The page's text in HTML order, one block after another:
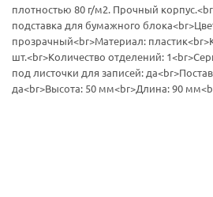
плотностью 80 г/м2. Прочный
подставка для бумажного
прозрачный<br>Материал:
шт.<br>Количество отделений:
под листочки для записей:
да<br>Высота: 50 мм<br>Длина: 90